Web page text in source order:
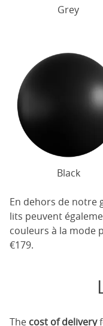
Grey
Black
En dehors de notre
lits peuvent
couleurs à la mode
€179.
The cost of delivery